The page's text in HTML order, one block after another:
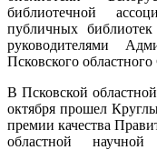
библиотечной
публичных библиотек
руководителями
Псковского
В Псковской
октября прошел
премии качества
областной